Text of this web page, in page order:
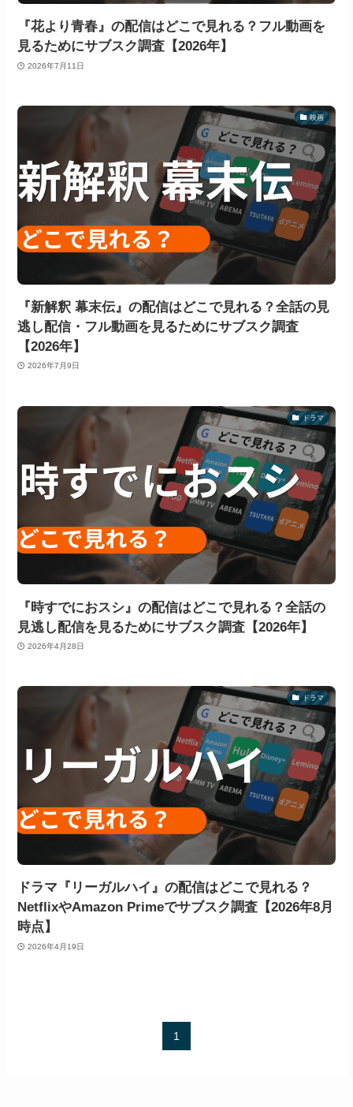
『花より青春』の配信はどこで見れる？フル動画を
見るためにサブスク調査【2026年】
2026年7月11日
映画
『新解釈 幕末伝』の配信はどこで見れる？全話の見
逃し配信・フル動画を見るためにサブスク調査
【2026年】
2026年7月9日
ドラマ
『時すでにおスシ』の配信はどこで見れる？全話の
見逃し配信を見るためにサブスク調査【2026年】
2026年4月28日
ドラマ
ドラマ『リーガルハイ』の配信はどこで見れる？
NetflixやAmazon Primeでサブスク調査【2026年8月
時点】
2026年4月19日
1